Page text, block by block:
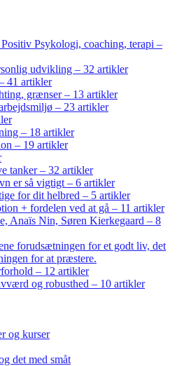
Psykologi, coaching, terapi –
udvikling – 32 artikler
41 artikler
grænser – 13 artikler
– 23 artikler
– 18 artikler
– 19 artikler
tanker – 32 artikler
er så vigtigt – 6 artikler
for dit helbred – 5 artikler
+ fordelen ved at gå – 11 artikler
Anaïs Nin, Søren Kierkegaard – 8
forudsætningen for et godt liv, det
for at præstere.
– 12 artikler
og robusthed – 10 artikler
og kurser
det med småt